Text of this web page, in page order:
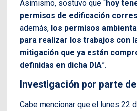
Asimismo, sostuvo que “hoy
permisos de edificación
además, los permisos
para realizar los trabajos con
mitigación que ya están
definidas en dicha DIA”.
Investigación por parte
Cabe mencionar que el lunes 22